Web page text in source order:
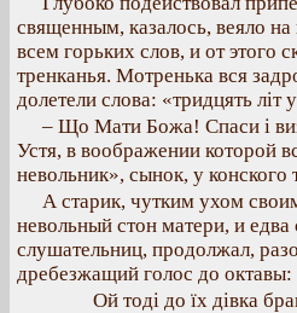
священным, казалось, веяло
всем горьких слов, и от этого
тренканья. Мотренька вся
долетели слова: «тридцять літ
– Що Мати Божа! Спаси і
Устя, в воображении которой
невольник», сынок, у конского
А старик, чутким ухом
невольный стон матери, и
слушательниц, продолжал,
дребезжащий голос до октавы:
Ой тоді до їх дівка